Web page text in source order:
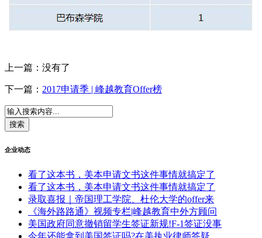
上一篇：没有了
下一篇： 2017申请季 | 峰越教育Offer榜
企业动态
看了这本书，美本申请文书这件事情就搞定了
看了这本书，美本申请文书这件事情就搞定了
录取喜报｜帝国理工学院、杜伦大学的offer来
《海外路路通》视频专栏|峰越教育中外方顾问
美国政府同意撤销留学生签证新规!F-1签证没事